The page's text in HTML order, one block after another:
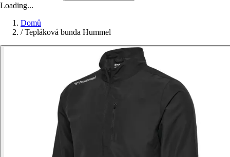
Loading...
Domů
/ Tepláková bunda Hummel